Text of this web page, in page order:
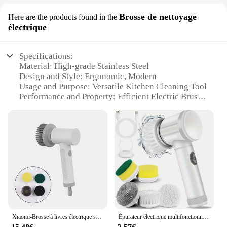
Here are the products found in the Brosse de nettoyage
électrique
Specifications:
Material: High-grade Stainless Steel
Design and Style: Ergonomic, Modern
Usage and Purpose: Versatile Kitchen Cleaning Tool
Performance and Property: Efficient Electric Brush
Parts and Accessories: Includes Brush Head
Replacement
|Wholesale|Vendors|
**Effortless Cleaning Experience**
The brosse a vaiselle is a revolutionary electric
brush designed to tackle the toughest kitchen
cleaning tasks with ease. Crafted from high-grade
Épurateur électrique multifonctionnel aste, 5 têtes de brosse de subdivision, livres, HOKitchen, four, plat, sol